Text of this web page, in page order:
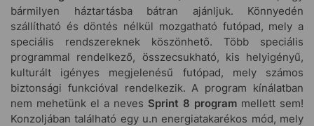
bármilyen háztartásba bátran ajánljuk. Könnyedén
szállítható és döntés nélkül mozgatható futópad, mely a
speciális rendszereknek köszönhető. Több speciális
programmal rendelkező, összecsukható, kis helyigényű,
kulturált igényes megjelenésű futópad, mely számos
biztonsági funkcióval rendelkezik. A program kínálatban
nem mehetünk el a neves Sprint 8 program mellett sem!
Konzoljában található egy u.n energiatakarékos mód, mely